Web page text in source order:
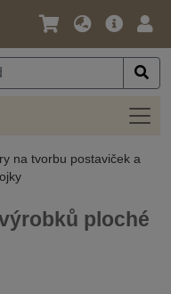
Jazyk
Měna
Hlavní
na tvorbu postaviček a
ploché